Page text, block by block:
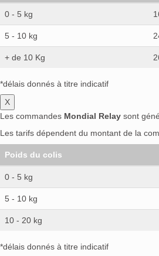
0 - 5 kg
5 - 10 kg
+ de 10 Kg
*délais donnés à titre indicatif
X
Les commandes Mondial Relay sont
Les tarifs dépendent du montant de la
Poids du colis
0 - 5 kg
5 - 10 kg
10 - 20 kg
*délais donnés à titre indicatif